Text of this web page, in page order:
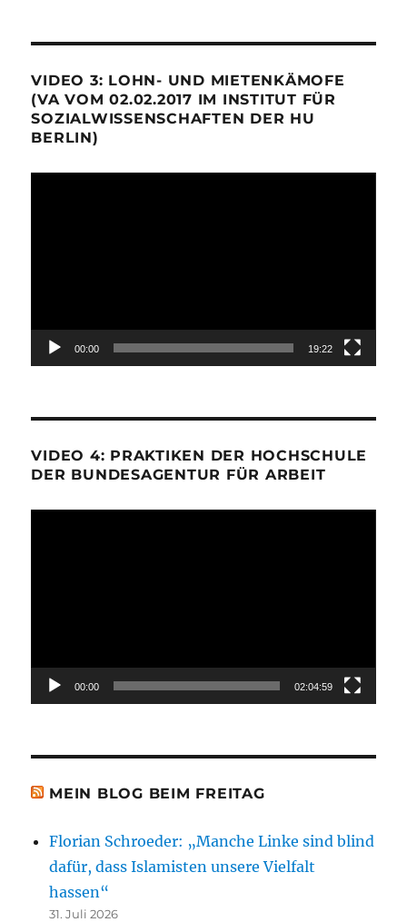
VIDEO 3: LOHN- UND MIETENKÄMOFE
(VA VOM 02.02.2017 IM INSTITUT FÜR
SOZIALWISSENSCHAFTEN DER HU
BERLIN)
00:00 19:22
VIDEO 4: PRAKTIKEN DER HOCHSCHULE
DER BUNDESAGENTUR FÜR ARBEIT
00:00 02:04:59
MEIN BLOG BEIM FREITAG
Florian Schroeder: „Manche Linke sind blind
dafür, dass Islamisten unsere Vielfalt
hassen“
31. Juli 2026